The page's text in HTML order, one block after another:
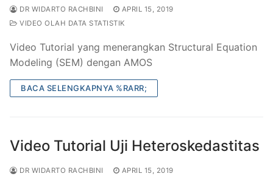
DR WIDARTO RACHBINI
APRIL 15, 2019
VIDEO OLAH DATA STATISTIK
Video Tutorial yang menerangkan Structural Equation
Modeling (SEM) dengan AMOS
BACA SELENGKAPNYA %RARR;
Video Tutorial Uji Heteroskedastitas
DR WIDARTO RACHBINI
APRIL 15, 2019